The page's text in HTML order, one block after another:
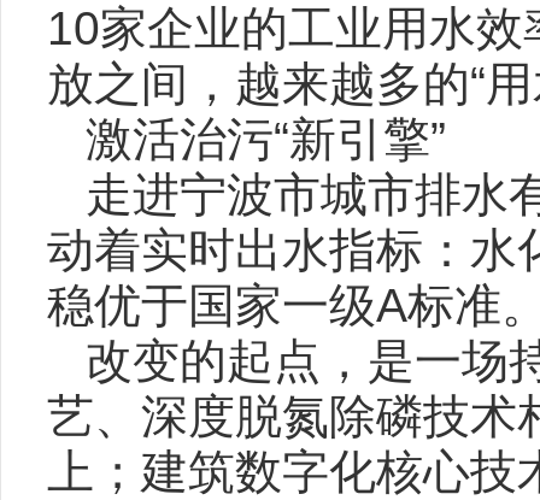
10家企业的工业用水
放之间，越来越多的“
激活治污“新引擎”
走进宁波市城市排水
动着实时出水指标：
稳优于国家一级A标准
改变的起点，是一场
艺、深度脱氮除磷技术
上；建筑数字化核心